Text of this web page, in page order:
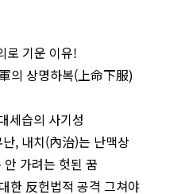
로 기운 이유!
의 상명하복(上命下服)
세습의 사기성
, 내치(內治)는 난맥상
가려는 헛된 꿈
한 反헌법적 공격 그쳐야